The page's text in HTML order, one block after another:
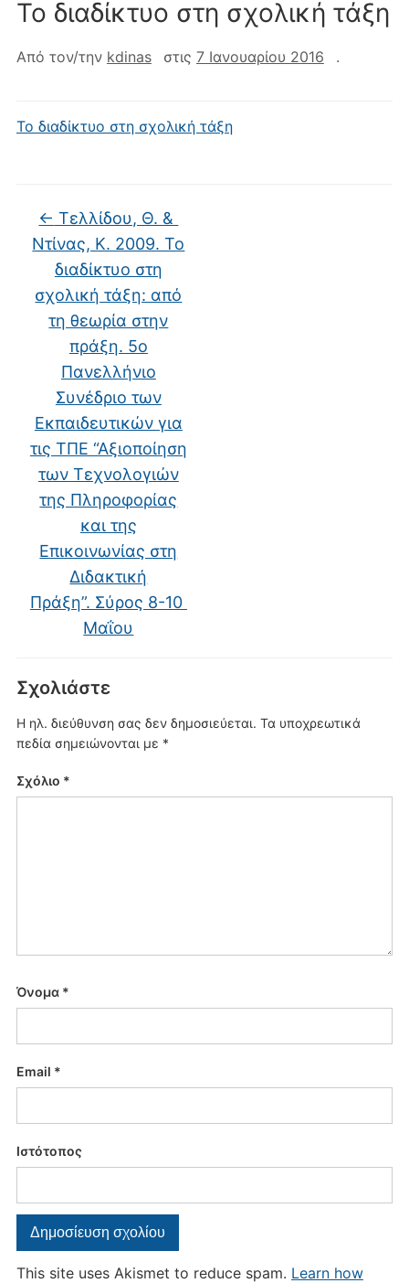
Το διαδίκτυο στη σχολική τάξη
Από τον/την kdinas στις 7 Ιανουαρίου 2016 .
Το διαδίκτυο στη σχολική τάξη
← Τελλίδου, Θ. &
Ντίνας, Κ. 2009. Το
διαδίκτυο στη
σχολική τάξη: από
τη θεωρία στην
πράξη. 5ο
Πανελλήνιο
Συνέδριο των
Εκπαιδευτικών για
τις ΤΠΕ “Αξιοποίηση
των Τεχνολογιών
της Πληροφορίας
και της
Επικοινωνίας στη
Διδακτική
Πράξη”. Σύρος 8-10
Μαΐου
Σχολιάστε
Η ηλ. διεύθυνση σας δεν δημοσιεύεται. Τα υποχρεωτικά
πεδία σημειώνονται με *
Σχόλιο *
Όνομα *
Email *
Ιστότοπος
This site uses Akismet to reduce spam. Learn how